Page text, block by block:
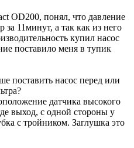
OD200, понял, что давление
за 11минут, а так как из него
купил насос
поставило меня в тупик
поставить насос перед или
датчика высокого
выход, с одной стороны у
с тройником. Заглушка это